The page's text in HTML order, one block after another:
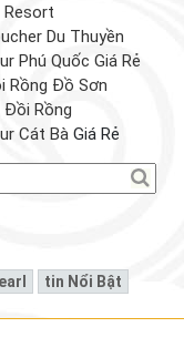
Resort
Du Thuyền
Phú Quốc Giá Rẻ
Rồng Đồ Sơn
Đồi Rồng
Cát Bà Giá Rẻ
Tin Nổi Bật